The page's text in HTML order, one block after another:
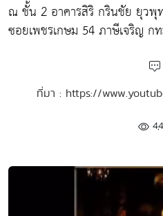
ณ ชั้น 2 อาคารสิริ กรินชัย ยุวพุ
ซอยเพชรเกษม 54 ภาษีเจริญ ก
ที่มา : https://